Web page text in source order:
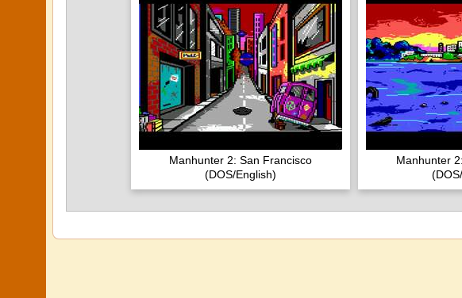
Manhunter
Manhunter 2: San Francisco
(DOS/English)